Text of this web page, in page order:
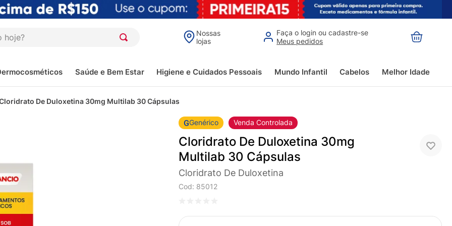
Nossas
lojas
Faça o login ou cadastre-se
Meus pedidos
Saúde e Bem Estar Higiene e Cuidados Pessoais Mundo Infantil Cabelos Melhor Idade
De Duloxetina 30mg Multilab 30 Cápsulas
Genérico Venda Controlada
Cloridrato De Duloxetina 30mg
Multilab 30 Cápsulas
Cloridrato De Duloxetina
Cod: 85012